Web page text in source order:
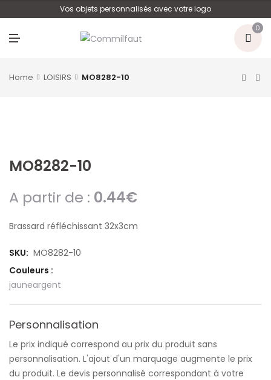
Vos objets personnalisés avec votre logo
0
Home LOISIRS MO8282-10
MO8282-10
A partir de : 0.44€
Brassard réfléchissant 32x3cm
SKU: MO8282-10
Couleurs :
jauneargent
Personnalisation
Le prix indiqué correspond au prix du produit sans
personnalisation. L'ajout d'un marquage augmente le prix
du produit. Le devis personnalisé correspondant à votre